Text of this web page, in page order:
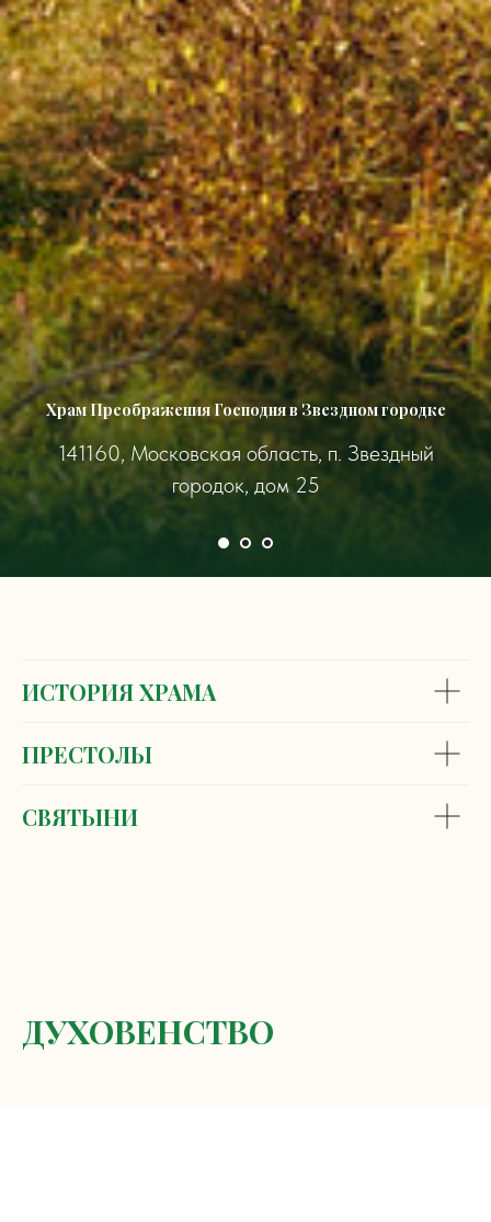
Храм Преображения Господня в Звездном городке
141160, Московская область, п. Звездный
городок, дом 25
ИСТОРИЯ ХРАМА
ПРЕСТОЛЫ
СВЯТЫНИ
ДУХОВЕНСТВО